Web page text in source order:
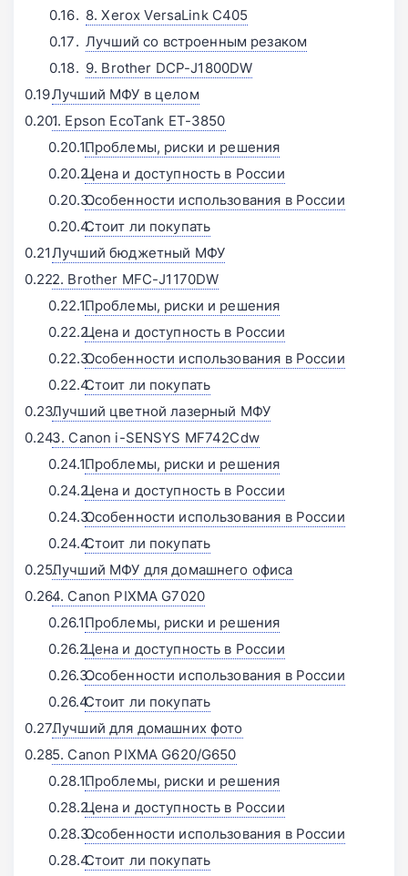
8. Xerox VersaLink C405
Лучший со встроенным резаком
9. Brother DCP-J1800DW
Лучший МФУ в целом
1. Epson EcoTank ET-3850
Проблемы, риски и решения
Цена и доступность в России
Особенности использования в России
Стоит ли покупать
Лучший бюджетный МФУ
2. Brother MFC-J1170DW
Проблемы, риски и решения
Цена и доступность в России
Особенности использования в России
Стоит ли покупать
Лучший цветной лазерный МФУ
3. Canon i-SENSYS MF742Cdw
Проблемы, риски и решения
Цена и доступность в России
Особенности использования в России
Стоит ли покупать
Лучший МФУ для домашнего офиса
4. Canon PIXMA G7020
Проблемы, риски и решения
Цена и доступность в России
Особенности использования в России
Стоит ли покупать
Лучший для домашних фото
5. Canon PIXMA G620/G650
Проблемы, риски и решения
Цена и доступность в России
Особенности использования в России
Стоит ли покупать